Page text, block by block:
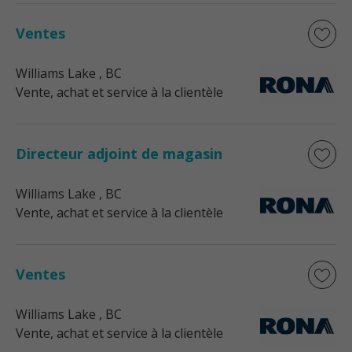
Ventes
Williams Lake , BC
Vente, achat et service à la clientèle
Directeur adjoint de magasin
Williams Lake , BC
Vente, achat et service à la clientèle
Ventes
Williams Lake , BC
Vente, achat et service à la clientèle